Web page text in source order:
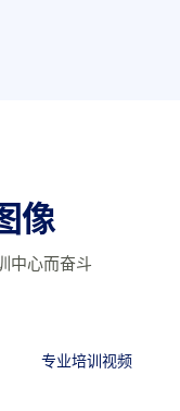
像
中心而奋斗
专业培训视频